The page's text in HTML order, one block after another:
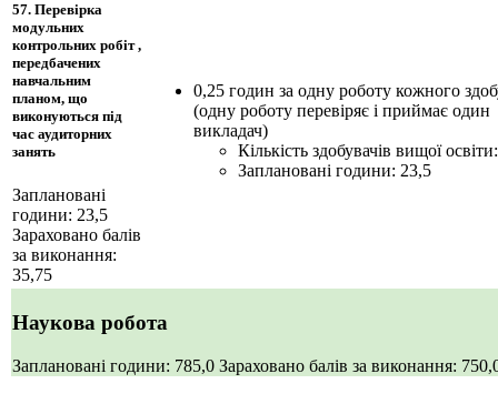
57. Перевірка
модульних
контрольних робіт ,
передбачених
навчальним
планом, що
виконуються під
час аудиторних
занять
Заплановані
години: 23,5
Зараховано балів
за виконання:
35,75
0,25 годин за одну роботу кожного
(одну роботу перевіряє і приймає один
викладач)
Кількість здобувачів вищої
Заплановані години: 23,5
Наукова робота
Заплановані години: 785,0 Зараховано балів за виконання: